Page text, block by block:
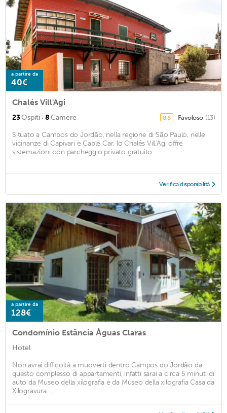
a partire da
40€
Chalés Vill'Agi
23Ospiti · 8Camere 8,8 Favoloso (13)
Situato a Campos do Jordão, nella regione di São Paulo, nelle
vicinanze di Capivari e Cable Car, lo Chalés Vill'Agi offre
sistemazioni con parcheggio privato gratuito. ...
Verifica disponibilità
a partire da
128€
Condomínio Estância Águas Claras
Hotel
Non avrai difficoltà a muoverti dentro Campos do Jordão da
questo complesso di appartamenti, infatti sarai a circa 5 minuti di
auto da Museo della xilografia e da Museo della xilografia Casa da
Xilogravura. ...